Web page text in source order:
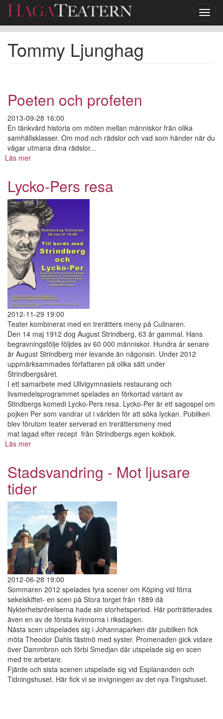
huvudinnehåll
Tommy Ljunghag
Poeten och profeten
2013-09-28 16:00
En tänkvärd historia om möten mellan människor från olika
samhällsklasser. Om mod och rädslor och vad som händer när du
vågar utmana dina rädslor...
Läs mer
profeten
Lycko-Pers resa
2012-11-29 19:00
Teater kombinerat med en trerätters meny på Culinaren.
Den 14 maj 1912 dog August Strindberg, 63 år gammal. Hans
begravningsfölje följdes av 60 000 människor. Hundra år senare
är August Strindberg mer levande än någonsin. Under 2012
uppmärksammades författaren på olika sätt under
Strindbergsåret.
I ett samarbete med Ullvigymnasiets restaurang och
livsmedelsprogrammet spelades en förkortad variant av
Stindbergs komedi Lycko-Pers resa. Lycko-Per är ett sagospel om
pojken Per som vandrar ut i världen för att söka lyckan. Publiken
blev förutom teater serverad en trerättersmeny med
mat lagad efter recept från Strindbergs egen kokbok.
Läs mer
resa
Stadsvandring - Mot ljusare
tider
2012-06-28 19:00
Sommaren 2012 spelades fyra scener om Köping vid förra
sekelskiftet- en scen på Stora torget från 1889 då
Nykterhetsrörelserna hade sin storhetsperiod. Här porträtterades
även en av de första kvinnorna i riksdagen.
Nästa scen utspelades sig i Johannaparken där publiken fick
möta Theodor Dahls fästmö med syster. Promenaden gick vidare
över Dammbron och förbi Smedjan där utspelade sig en scen
med tre arbetare.
Fjärde och sista scenen utspelade sig vid Esplananden och
Tidningshuset. Här fick vi se invigningen av det nya Tingshuset.